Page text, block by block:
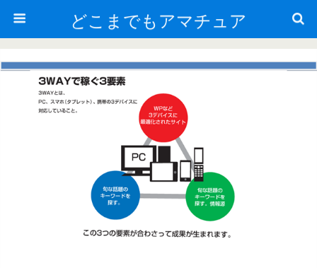
どこまでもアマチュア